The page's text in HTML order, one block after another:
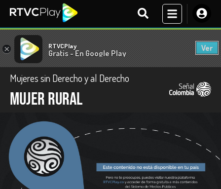
× RTVCPlay
Gratis - En Google Play
Ver
Mujeres sin Derecho y al Derecho
Mujer rural